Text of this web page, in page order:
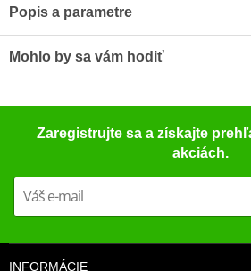
Popis a parametre
Výrobca
Thickness (mm)
3,5
(mm)
108
Number of holes
(mm)
6,5
Mohlo by sa vám hodiť
ml (ideálny pre
Zaregistrujte sa a získajte
akciách.
INFORMÁCIE